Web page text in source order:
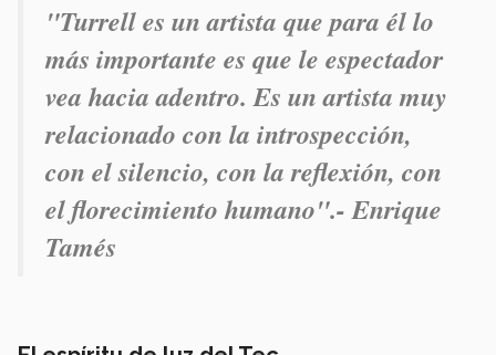
"Turrell es un artista que para él lo
más importante es que le espectador
vea hacia adentro. Es un artista muy
relacionado con la introspección,
con el silencio, con la reflexión, con
el florecimiento humano".- Enrique
Tamés